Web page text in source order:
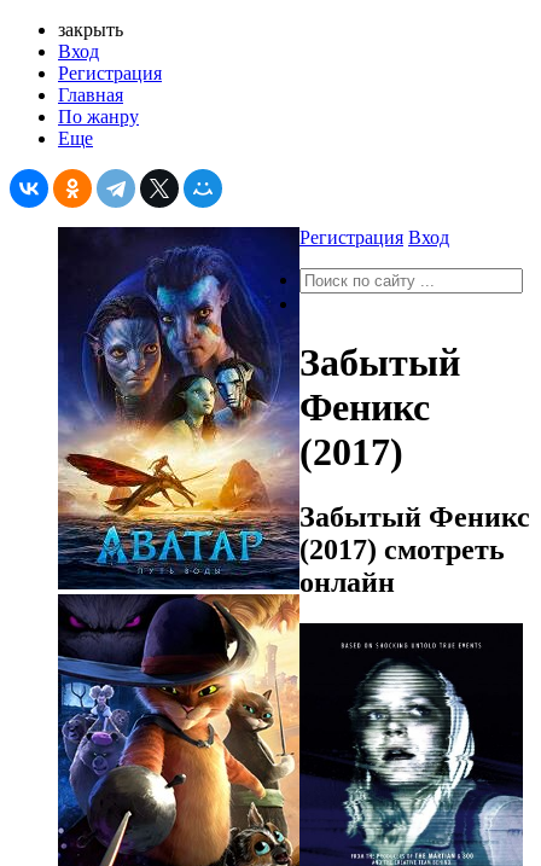
закрыть
Вход
Регистрация
Главная
По жанру
Еще
Регистрация Вход
Забытый
Феникс
(2017)
Забытый Феникс
(2017) смотреть
онлайн